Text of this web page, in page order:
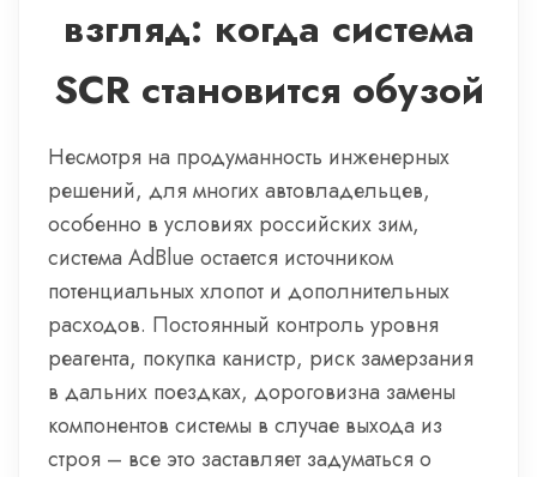
взгляд: когда система
SCR становится обузой
Несмотря на продуманность инженерных
решений, для многих автовладельцев,
особенно в условиях российских зим,
система AdBlue остается источником
потенциальных хлопот и дополнительных
расходов. Постоянный контроль уровня
реагента, покупка канистр, риск замерзания
в дальних поездках, дороговизна замены
компонентов системы в случае выхода из
строя – все это заставляет задуматься о